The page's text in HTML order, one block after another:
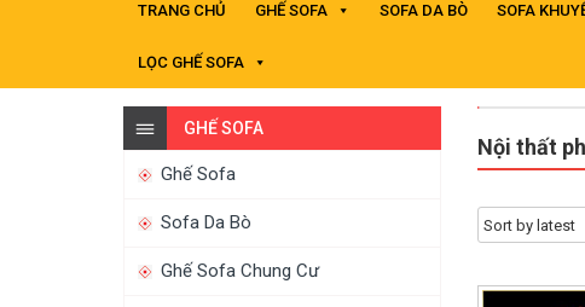
TRANG CHỦ GHẾ SOFA SOFA DA BÒ SOFA
LỌC GHẾ SOFA
GHẾ SOFA
Ghế Sofa
Sofa Da Bò
Ghế Sofa Chung Cư
Nội thất